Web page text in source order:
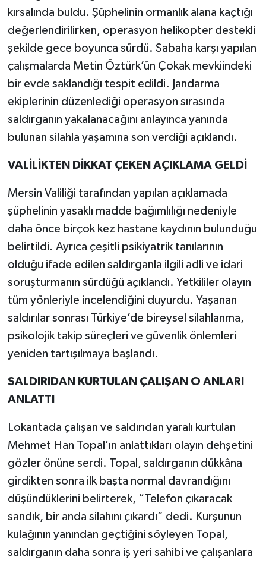
kırsalında buldu. Şüphelinin ormanlık alana kaçtığı
değerlendirilirken, operasyon helikopter destekli
şekilde gece boyunca sürdü. Sabaha karşı yapılan
çalışmalarda Metin Öztürk’ün Çokak mevkiindeki
bir evde saklandığı tespit edildi. Jandarma
ekiplerinin düzenlediği operasyon sırasında
saldırganın yakalanacağını anlayınca yanında
bulunan silahla yaşamına son verdiği açıklandı.
VALİLİKTEN DİKKAT ÇEKEN AÇIKLAMA GELDİ
Mersin Valiliği tarafından yapılan açıklamada
şüphelinin yasaklı madde bağımlılığı nedeniyle
daha önce birçok kez hastane kaydının bulunduğu
belirtildi. Ayrıca çeşitli psikiyatrik tanılarının
olduğu ifade edilen saldırganla ilgili adli ve idari
soruşturmanın sürdüğü açıklandı. Yetkililer olayın
tüm yönleriyle incelendiğini duyurdu. Yaşanan
saldırılar sonrası Türkiye’de bireysel silahlanma,
psikolojik takip süreçleri ve güvenlik önlemleri
yeniden tartışılmaya başlandı.
SALDIRIDAN KURTULAN ÇALIŞAN O ANLARI
ANLATTI
Lokantada çalışan ve saldırıdan yaralı kurtulan
Mehmet Han Topal’ın anlattıkları olayın dehşetini
gözler önüne serdi. Topal, saldırganın dükkâna
girdikten sonra ilk başta normal davrandığını
düşündüklerini belirterek, “Telefon çıkaracak
sandık, bir anda silahını çıkardı” dedi. Kurşunun
kulağının yanından geçtiğini söyleyen Topal,
saldırganın daha sonra iş yeri sahibi ve çalışanlara